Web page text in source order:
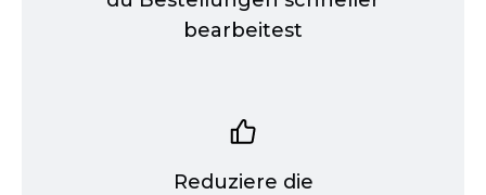
bearbeitest
Reduziere die